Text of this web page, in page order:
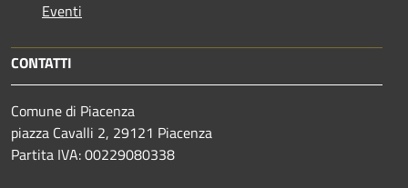
Eventi
CONTATTI
Comune di Piacenza
piazza Cavalli 2, 29121 Piacenza
Partita IVA: 00229080338